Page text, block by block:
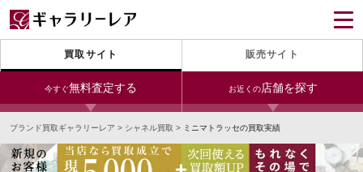
買取サイト 販売サイト
今すぐ無料査定する お近くの店舗を探す
今すぐLINE査定
24時間受付（対応時間10:00～19:00）
銀座本店 青山表参道店 新宿東口店
ブランド買取ギャラリーレア > シャネル買取 > ミニマトラッセの買取実績